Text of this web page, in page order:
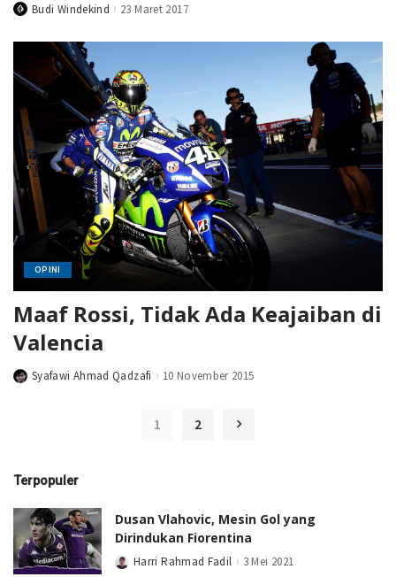
PostedBudi Windekind 23 Maret 2017
OPINI
Maaf Rossi, Tidak Ada Keajaiban di
Valencia
PostedSyafawi Ahmad Qadzafi 10 November 2015
1 2
Terpopuler
Dusan Vlahovic, Mesin Gol yang
Dirindukan Fiorentina
PostedHarri Rahmad Fadil 3 Mei 2021